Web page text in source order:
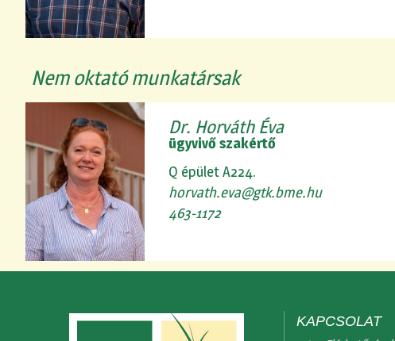
Nem oktató munkatársak
Dr. Horváth Éva
ügyvivő szakértő
Q épület A224.
horvath.eva@gtk.bme.hu
463-1172
KAPCSOLAT